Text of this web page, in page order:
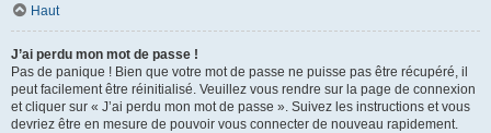
Haut
J’ai perdu mon mot de passe !
Pas de panique ! Bien que votre mot de passe ne puisse pas être récupéré, il
peut facilement être réinitialisé. Veuillez vous rendre sur la page de connexion
et cliquer sur « J’ai perdu mon mot de passe ». Suivez les instructions et vous
devriez être en mesure de pouvoir vous connecter de nouveau rapidement.